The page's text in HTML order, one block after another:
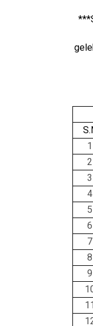
1
2
3
4
5
6
7
8
9